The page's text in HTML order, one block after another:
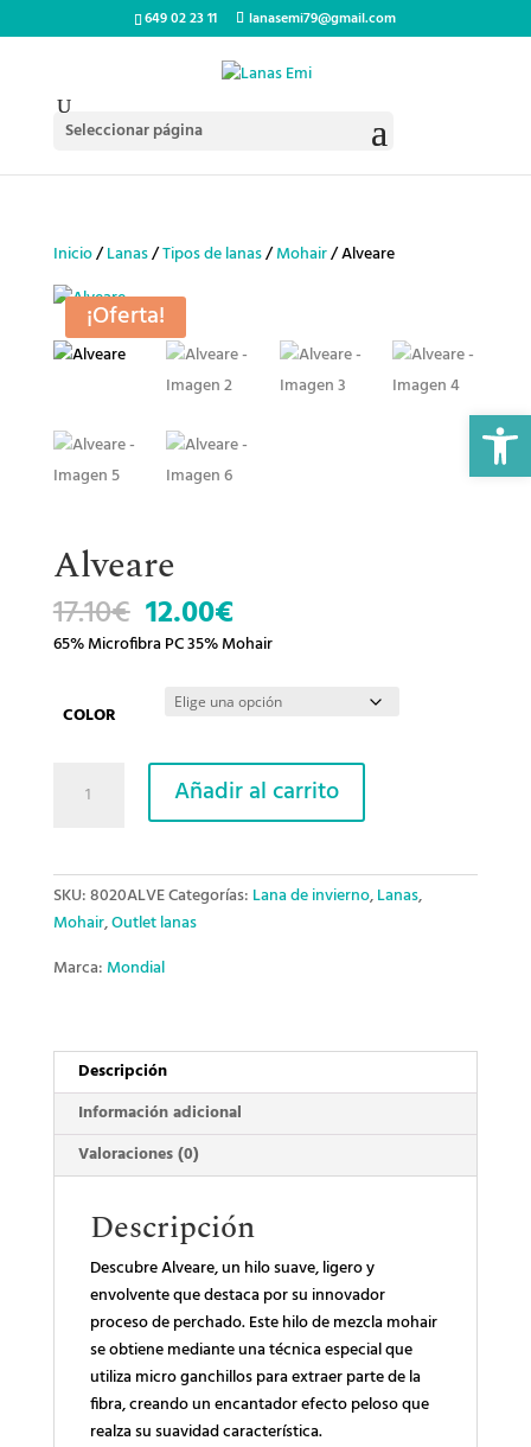
Abrir
649 02 23 11 lanasemi79@gmail.com
Seleccionar página
Inicio/Lanas/Tipos de lanas/Mohair/ Alveare
¡Oferta!
Alveare
17.10€ El
precio
era:
17.10€.
12.00€El
precio
es:
12.00€.
65% Microfibra PC 35% Mohair
COLOR
cantidad
Añadir al carrito
SKU:8020ALVECategorías: Lana de invierno,Lanas,
Mohair,Outlet lanas
Marca: Mondial
Descripción
Información adicional
Valoraciones (0)
Descripción
Descubre Alveare, un hilo suave, ligero y
envolvente que destaca por su innovador
proceso de perchado. Este hilo de mezcla mohair
se obtiene mediante una técnica especial que
utiliza micro ganchillos para extraer parte de la
fibra, creando un encantador efecto peloso que
realza su suavidad característica.